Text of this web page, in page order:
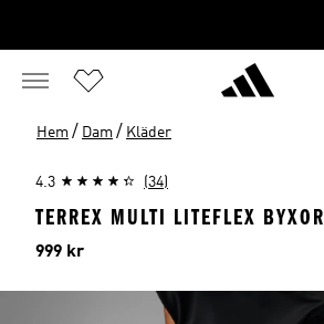
Hem / Dam / Kläder
4.3 (34)
TERREX MULTI LITEFLEX BYXOR
Pris
999 kr